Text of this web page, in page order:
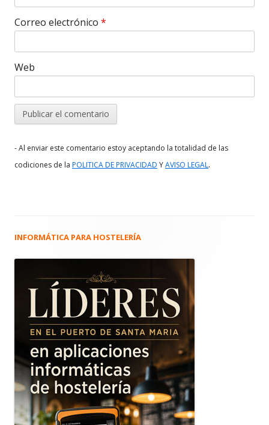
Correo electrónico *
Web
- Al enviar este comentario estoy aceptando la totalidad de las
codiciones de la POLITICA DE PRIVACIDAD YAVISO LEGAL.
Barra
principal
INFORMÁTICA PARA HOSTELERÍA